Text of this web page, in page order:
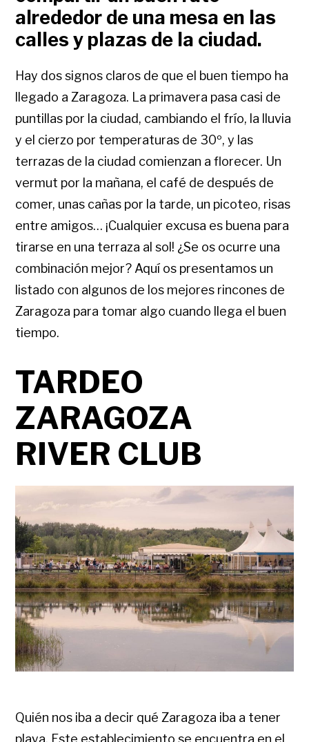
alrededor de una mesa en las
calles y plazas de la ciudad.
Hay dos signos claros de que el buen tiempo ha
llegado a Zaragoza. La primavera pasa casi de
puntillas por la ciudad, cambiando el frío, la lluvia
y el cierzo por temperaturas de 30º, y las
terrazas de la ciudad comienzan a florecer. Un
vermut por la mañana, el café de después de
comer, unas cañas por la tarde, un picoteo, risas
entre amigos… ¡Cualquier excusa es buena para
tirarse en una terraza al sol! ¿Se os ocurre una
combinación mejor? Aquí os presentamos un
listado con algunos de los mejores rincones de
Zaragoza para tomar algo cuando llega el buen
tiempo.
TARDEO
ZARAGOZA
RIVER CLUB
Quién nos iba a decir qué Zaragoza iba a tener
playa. Este establecimiento se encuentra en el